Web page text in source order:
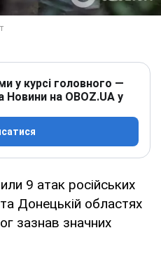
у курсі головного —
Новини на OBOZ.UA у
9 атак російських
Донецькій областях
зазнав значних